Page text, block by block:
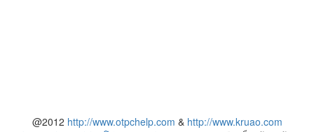
@2012 http://www.otpchelp.com & http://www.kruao.com